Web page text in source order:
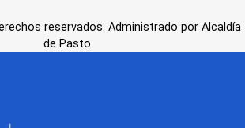
reservados. Administrado por Alcaldía
de Pasto.